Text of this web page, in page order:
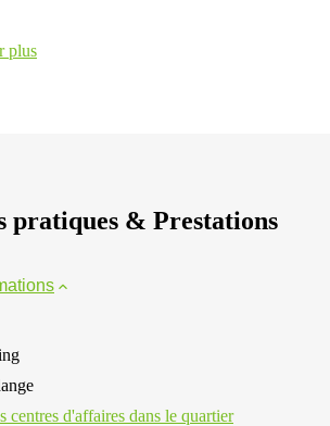
plus
pratiques & Prestations
centres d'affaires dans le quartier